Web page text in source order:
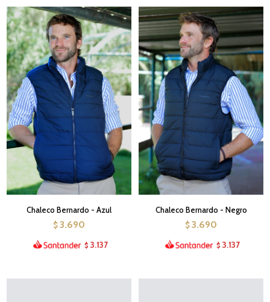
Chaleco Bernardo - Azul
$ 3.690
$ 3.137
Chaleco Bernardo - Negro
$ 3.690
$ 3.137